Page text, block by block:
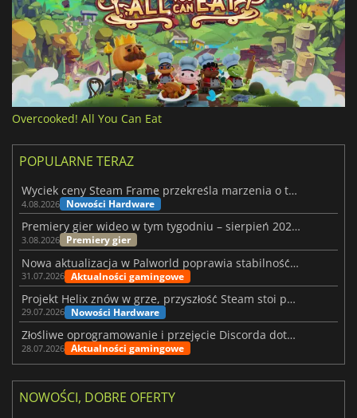
Overcooked! All You Can Eat
POPULARNE TERAZ
Wyciek ceny Steam Frame przekreśla marzenia o tanim zestawie VR
4.08.2026 Nowości Hardware
Premiery gier wideo w tym tygodniu – sierpień 2026 r. (32. tydzień)
3.08.2026 Premiery gier
Nowa aktualizacja w Palworld poprawia stabilność Sunreach i walk z bossami
31.07.2026 Aktualności gamingowe
Projekt Helix znów w grze, przyszłość Steam stoi pod znakiem zapytania
29.07.2026 Nowości Hardware
Złośliwe oprogramowanie i przejęcie Discorda dotknęły Meccha Chameleon
28.07.2026 Aktualności gamingowe
NOWOŚCI, DOBRE OFERTY